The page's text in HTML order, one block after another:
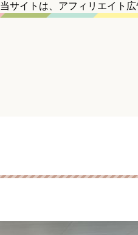
当サイトは、アフィリエイト広